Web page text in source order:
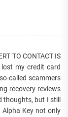
TO CONTACT IS
my credit card
called scammers
recovery reviews
thoughts, but I still
Alpha Key not only